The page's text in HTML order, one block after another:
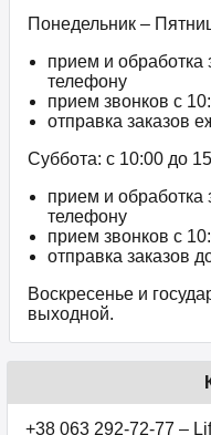
Понедельник –
прием и обработка
телефону
прием звонков c
отправка заказов
Суббота: с 10:00 до
прием и обработка
телефону
прием звонков c
отправка заказов
Воскресенье и
выходной.
+38 063 292-72-77 –